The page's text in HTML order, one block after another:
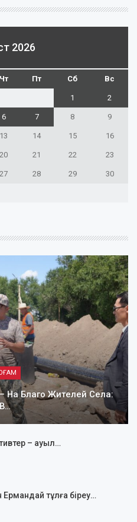
2026
Чт Пт Сб Вс
1 2
6 7 8 9
13 14 15 16
20 21 22 23
27 28 29 30
На Благо Жителей Села:
В…
– ауыл…
Ермандай тұлға біреу…